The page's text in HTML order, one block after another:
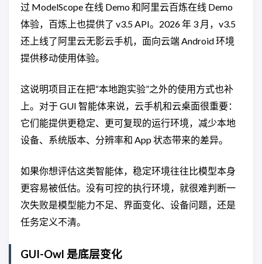
过 ModelScope 在线 Demo 和阿里云百炼在线 Demo
体验，百炼上也提供了 v3.5 API。2026 年 3 月，v3.5
还上线了阿里云无影云手机，面向云端 Android 环境
提供移动使用体验。
这说明项目正在把“本地跑实验”之外的使用方式也补
上。对于 GUI 智能体来说，云手机和云桌面很重要：
它们能提供更稳定、更可复现的运行环境，减少本地
设备、系统版本、分辨率和 App 状态带来的差异。
如果你想评估这类智能体，稳定环境往往比模型本身
更容易被低估。没有可控的执行环境，就很难判断一
次失败是模型能力不足、界面变化、设备问题，还是
任务定义不清。
GUI-Owl 是底层变化